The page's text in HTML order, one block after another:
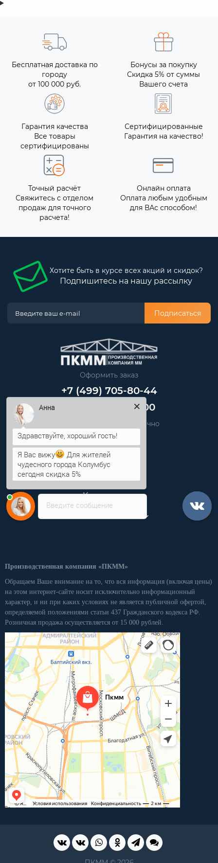
Бесплатная доставка по
городу
от 100 000 руб.
Бонусы за покупку
Скидка 5% от суммы
Вашего счета
Гарантия качества
Все товары
сертифицированы
Сертифицированные
Гарантия на качество!
Точный расчёт
Свяжитесь с отделом
продаж для точного
расчета!
Онлайн оплата
Оплата любым удобным
для ВАс способом!
Хотите быть в курсе всех акций и скидок?
Подпишитесь на нашу рассылку
Подписаться
Оформить заказ
+7 (499) 705-80-44
+7 (812) 389-48-00
Звоните нам круглосуточно
info@pkmm.ru
Информация
Категории
Производственная компания «ПКММ»
Обращаем Ваше внимание на то, что вся информация (включая цены)
на этом интернет-сайте носит исключительно информационный
характер, и ни при каких условиях не является публичной офертой,
определяемой положениями статьи 437 Гражданского кодекса РФ.
Розничная продажа осуществляется от 15 000 рублей.
Введите сообщение
Анна
Я Вас вижу
Для жителей
чудесного города Колумбус
сегодня скидка 5%